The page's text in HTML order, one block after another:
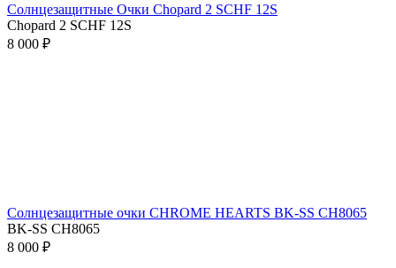
Солнцезащитные Очки Chopard 2 SCHF 12S
Chopard 2 SCHF 12S
8 000 ₽
Солнцезащитные очки CHROME HEARTS BK-SS CH8065
BK-SS CH8065
8 000 ₽